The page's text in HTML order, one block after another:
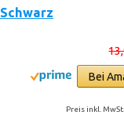
Schwarz
Bei
Preis inkl.